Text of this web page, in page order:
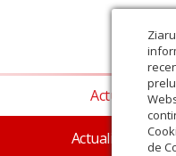
de
Actualitate
Actualitate